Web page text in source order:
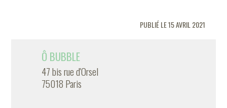
PUBLIÉ LE 15 AVRIL 2021
Ô BUBBLE
47 bis rue d'Orsel
75018 Paris